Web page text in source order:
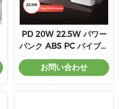
PD 20W 22.5W パワー
バンク ABS PC バイブラ
ントブルーホワイト カラ
ー ポータブル充電ソリュ
お問い合わせ